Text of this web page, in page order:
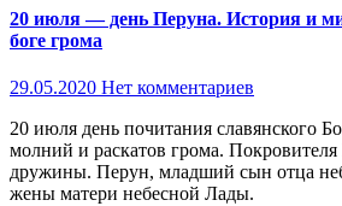
20 июля — день Перуна. История и
боге грома
29.05.2020 Нет комментариев
20 июля день почитания славянского
молний и раскатов грома. Покровителя
дружины. Перун, младший сын отца
жены матери небесной Лады.